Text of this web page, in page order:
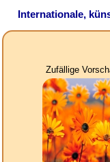
Internationale,
Zufällige